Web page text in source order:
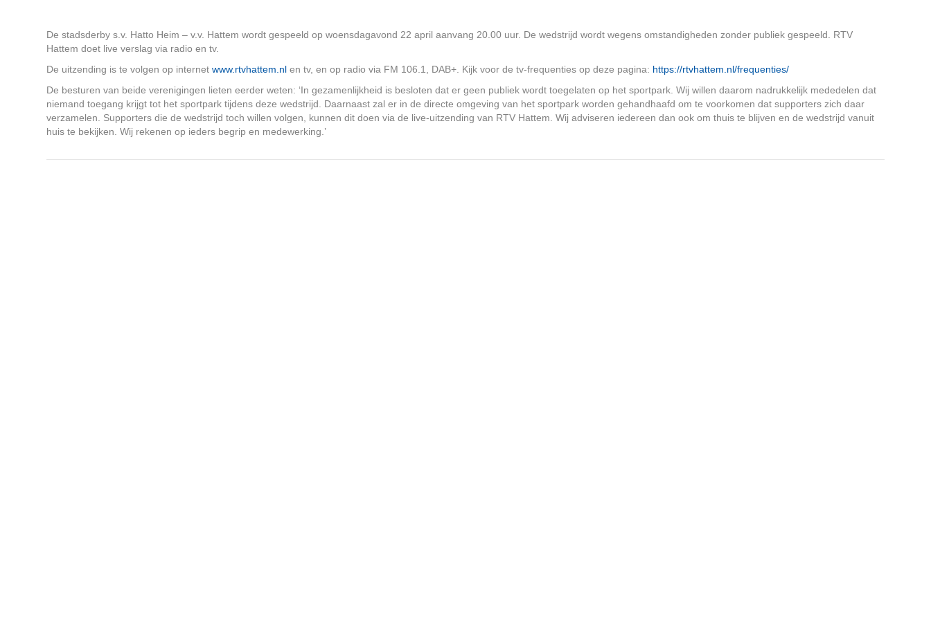
De stadsderby s.v. Hatto Heim – v.v. Hattem wordt gespeeld op woensdagavond 22 april aanvang 20.00 uur. De wedstrijd wordt wegens omstandigheden zonder publiek gespeeld. RTV
Hattem doet live verslag via radio en tv.
De uitzending is te volgen op internetwww.rtvhattem.nl en tv, en op radio via FM 106.1, DAB+. Kijk voor de tv-frequenties op deze pagina: https://rtvhattem.nl/frequenties/
De besturen van beide verenigingen lieten eerder weten: ‘In gezamenlijkheid is besloten dat er geen publiek wordt toegelaten op het sportpark. Wij willen daarom nadrukkelijk mededelen dat
niemand toegang krijgt tot het sportpark tijdens deze wedstrijd. Daarnaast zal er in de directe omgeving van het sportpark worden gehandhaafd om te voorkomen dat supporters zich daar
verzamelen. Supporters die de wedstrijd toch willen volgen, kunnen dit doen via de live-uitzending van RTV Hattem. Wij adviseren iedereen dan ook om thuis te blijven en de wedstrijd vanuit
huis te bekijken. Wij rekenen op ieders begrip en medewerking.’